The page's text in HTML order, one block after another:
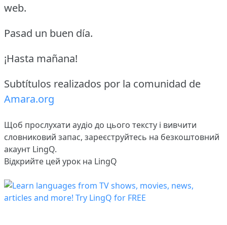
web.
Pasad un buen día.
¡Hasta mañana!
Subtítulos realizados por la comunidad de
Amara.org
Щоб прослухати аудіо до цього тексту і вивчити
словниковий запас, зареєструйтесь на безкоштовний
акаунт LingQ.
Відкрийте цей урок на LingQ